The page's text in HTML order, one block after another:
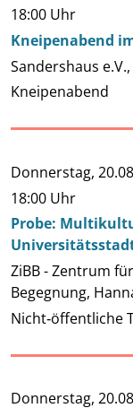
18:00 Uhr
Kneipenabend
Sandershaus
Kneipenabend
Donnerstag,
18:00 Uhr
Probe:
ZiBB - Zentrum
Begegnung,
Nicht‐öffentliche
Donnerstag,